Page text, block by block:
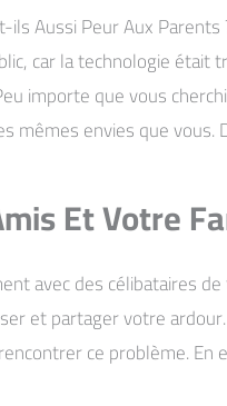
Aussi Peur Aux Parents
car la technologie
importe que vous
envies que
Et Votre
avec des célibataires
et partager votre
ce problème.